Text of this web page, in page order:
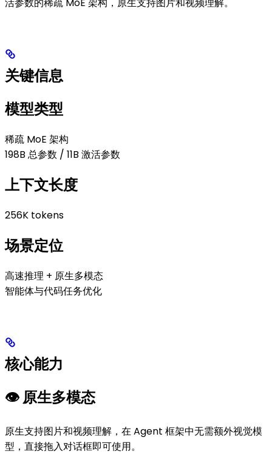
关键信息
模型类型
稀疏 MoE 架构
198B 总参数 / 11B 激活参数
上下文长度
256K tokens
场景定位
高速推理 + 原生多模态
智能体与代码任务优化
核心能力
👁️ 原生多模态
原生支持图片和视频理解，在 Agent 框架中无需额外视觉模
型，直接拖入对话框即可使用。